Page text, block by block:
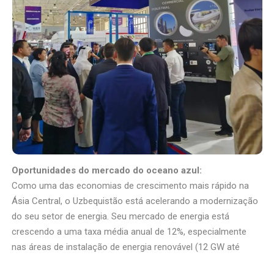
Oportunidades do mercado do oceano azul:
Como uma das economias de crescimento mais rápido na
Ásia Central, o Uzbequistão está acelerando a modernização
do seu setor de energia. Seu mercado de energia está
crescendo a uma taxa média anual de 12%, especialmente
nas áreas de instalação de energia renovável (12 GW até